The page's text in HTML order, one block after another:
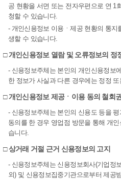
공 현황을 서면 또는 전자우편으로 연 1
청할 수 있습니다.
- 개인신용정보 이용ㆍ제공 현황의 통
생할 수 있습니다.
□ 개인신용정보 열람 및 오류정보의 정
- 신용정보주체는 본인의 개인신용정보
한 정보가 사실과 다른 경우에는 정정
□ 개인신용정보 제공ㆍ이용 동의 철회권
- 신용정보주체는 본인의 신용도 등을
동의를 한 경우 영업점 방문을 통해 개
습니다.
□ 상거래 거절 근거 신용정보의 고지
- 신용정보주체는 신용정보회사(기업정
외) 및 신용정보집중기관으로부터 제공